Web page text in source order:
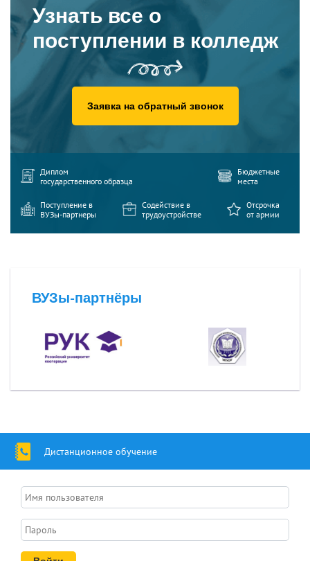
Узнать все о
поступлении в колледж
Заявка на обратный звонок
Диплом
государственного образца
Бюджетные
места
Поступление в
ВУЗы-партнеры
Содействие в
трудоустройстве
Отсрочка
от армии
ВУЗы-партнёры
Дистанционное обучение